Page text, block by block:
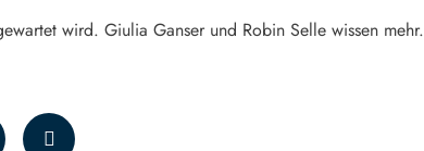
wird. Giulia Ganser und Robin Selle wissen mehr.